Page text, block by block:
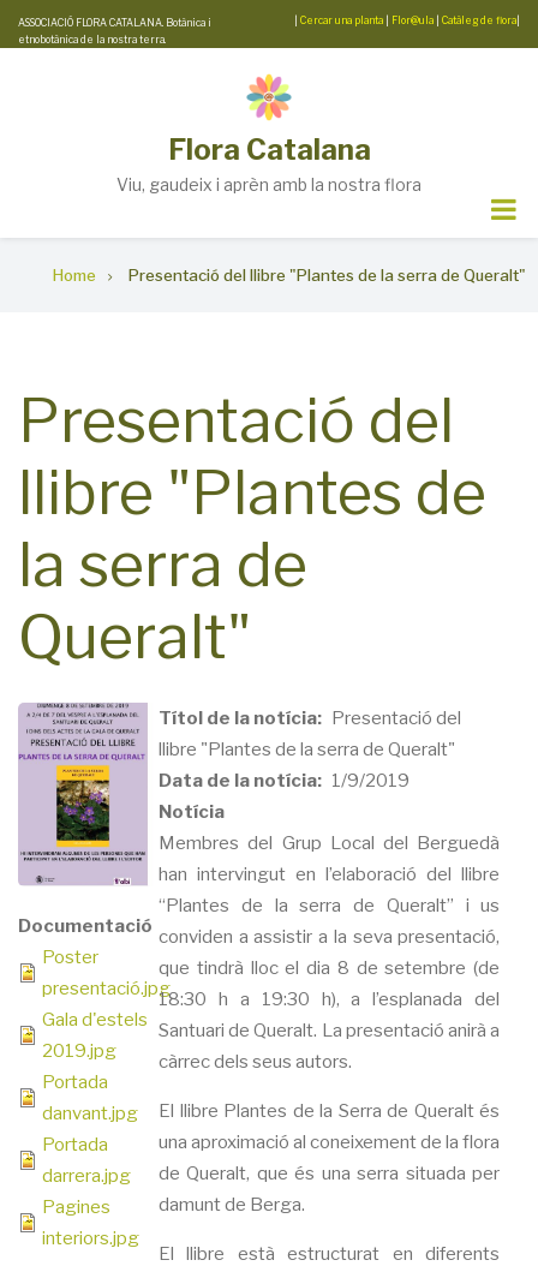
Skip
to
ASSOCIACIÓ FLORA CATALANA. Botànica i
etnobotànica de la nostra terra.
Cercar una planta Flor@ula Catàleg de flora
Flora Catalana
Viu, gaudeix i aprèn amb la nostra flora
Home Presentació del llibre "Plantes de la serra de Queralt"
Presentació del
llibre "Plantes de
la serra de
Queralt"
Documentació
Poster
presentació.jpg
Gala d'estels
2019.jpg
Portada
danvant.jpg
Portada
darrera.jpg
Pagines
interiors.jpg
Títol de la notícia
Presentació del
llibre "Plantes de la serra de Queralt"
Data de la notícia
1/9/2019
Notícia
Membres del Grup Local del Berguedà
han intervingut en l’elaboració del llibre
“Plantes de la serra de Queralt” i us
conviden a assistir a la seva presentació,
que tindrà lloc el dia 8 de setembre (de
18:30 h a 19:30 h), a l’esplanada del
Santuari de Queralt. La presentació anirà a
càrrec dels seus autors.
El llibre Plantes de la Serra de Queralt és
una aproximació al coneixement de la flora
de Queralt, que és una serra situada per
damunt de Berga.
El llibre està estructurat en diferents